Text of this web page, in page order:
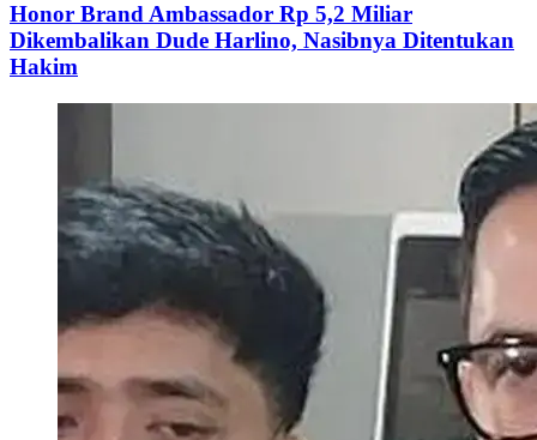
Honor Brand Ambassador Rp 5,2 Miliar
Dikembalikan Dude Harlino, Nasibnya Ditentukan
Hakim